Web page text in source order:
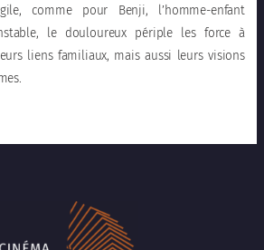
comme pour Benji, l’homme-enfant
le douloureux périple les force à
liens familiaux, mais aussi leurs visions